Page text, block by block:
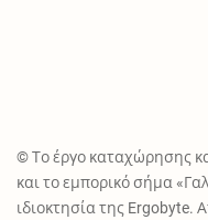
© Το έργο καταχώρησης
και το εμπορικό σήμα
ιδιοκτησία της Ergobyte.